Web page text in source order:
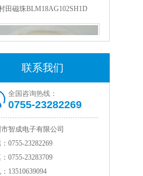
田电感LQW18AN15NG00D
联系我们
全国咨询热线：
0755-23282269
智成电子有限公司
0755-23282269
0755-23283709
13510639094